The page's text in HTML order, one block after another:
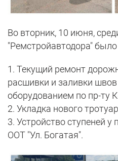
Во вторник, 10 июня,
"Ремстройавтодора" было
1. Текущий ремонт
расшивки и заливки
оборудованием по пр-ту
2. Укладка нового
3. Устройство ступеней у
ООТ "Ул. Богатая".